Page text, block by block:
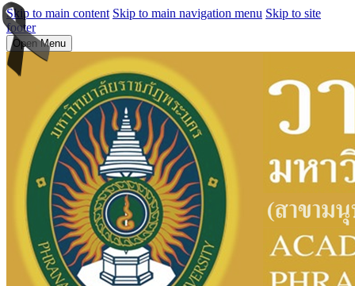
Skip to main content Skip to main navigation menu Skip to site
footer
Open Menu